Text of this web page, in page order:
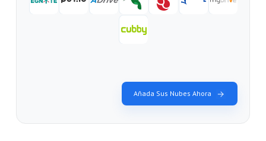
Añada Sus Nubes Ahora